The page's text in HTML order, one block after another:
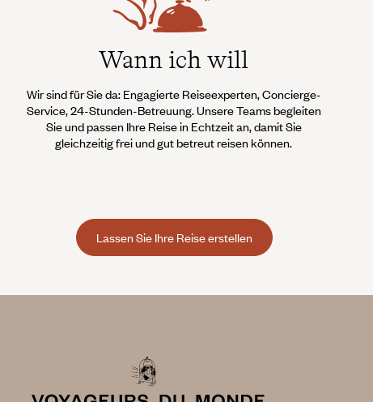
Wann ich will
Wir sind für Sie da: Engagierte Reiseexperten, Concierge-
Service, 24-Stunden-Betreuung. Unsere Teams begleiten
Sie und passen Ihre Reise in Echtzeit an, damit Sie
gleichzeitig frei und gut betreut reisen können.
Lassen Sie Ihre Reise erstellen